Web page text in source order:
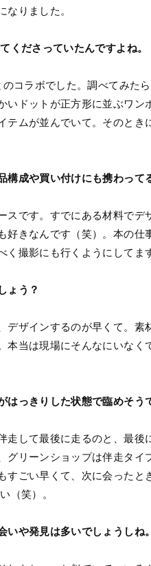
なりました。
くださっていたんですよね。
コラボでした。調べてみた
いドットが正方形に並ぶワン
テムが並んでいて。そのとき
成や買い付けにも携わって
です。すでにある材料でデ
きなんです（笑）。本の仕
撮影にも行くようにしてま
ょう？
ザインするのが早くて。素
当は現場にそんなにいなく
っきりした状態で臨めそう
して最後に走るのと、最後
リーンショップは伴走タイ
ごい早くて、次に会ったと
（笑）。
や発見は多いでしょうしね。